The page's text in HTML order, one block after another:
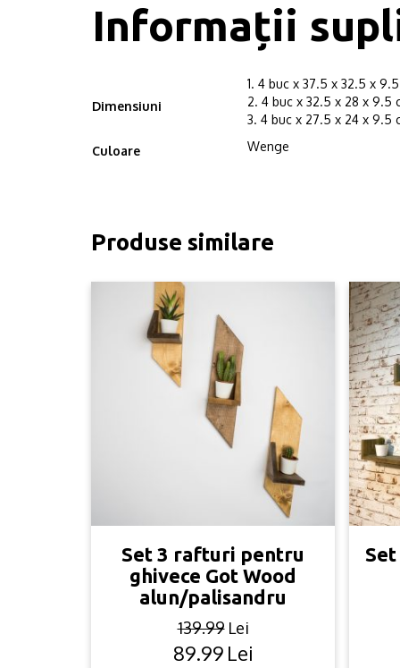
Informații
Dimensiuni
1. 4 buc x 37.5 x 32.5 x
2. 4 buc x 32.5 x 28 x 9.5
3. 4 buc x 27.5 x 24 x 9.5
Culoare Wenge
Produse similare
Set 3 rafturi pentru
ghivece Got Wood
alun/palisandru
139.99 Lei
Original
89.99 Lei
Current